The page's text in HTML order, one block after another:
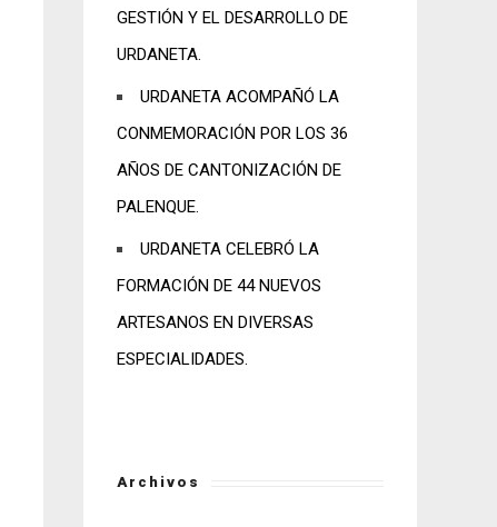
GESTIÓN Y EL DESARROLLO DE
URDANETA.
URDANETA ACOMPAÑÓ LA
CONMEMORACIÓN POR LOS 36
AÑOS DE CANTONIZACIÓN DE
PALENQUE.
URDANETA CELEBRÓ LA
FORMACIÓN DE 44 NUEVOS
ARTESANOS EN DIVERSAS
ESPECIALIDADES.
Archivos